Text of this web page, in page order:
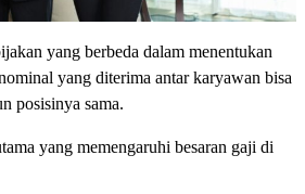
yang berbeda dalam menentukan
yang diterima antar karyawan bisa
posisinya sama.
yang memengaruhi besaran gaji di